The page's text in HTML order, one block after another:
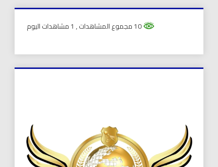
, 1 مشاهدات اليوم